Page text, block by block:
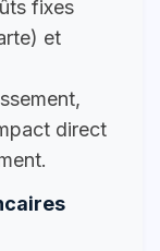
fixes
et
direct